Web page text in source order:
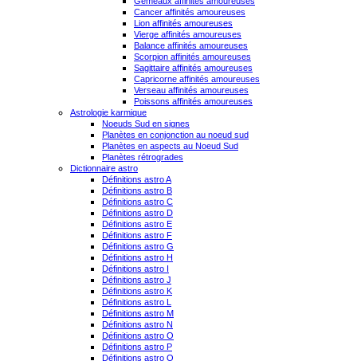
Cancer affinités amoureuses
Lion affinités amoureuses
Vierge affinités amoureuses
Balance affinités amoureuses
Scorpion affinités amoureuses
Sagittaire affinités amoureuses
Capricorne affinités amoureuses
Verseau affinités amoureuses
Poissons affinités amoureuses
Astrologie karmique
Noeuds Sud en signes
Planètes en conjonction au noeud sud
Planètes en aspects au Noeud Sud
Planètes rétrogrades
Dictionnaire astro
Définitions astro A
Définitions astro B
Définitions astro C
Définitions astro D
Définitions astro E
Définitions astro F
Définitions astro G
Définitions astro H
Définitions astro I
Définitions astro J
Définitions astro K
Définitions astro L
Définitions astro M
Définitions astro N
Définitions astro O
Définitions astro P
Définitions astro Q